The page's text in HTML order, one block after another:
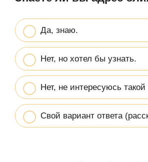
Да, знаю.
Нет, но хотел бы узнать.
Нет, не интересуюсь
Свой вариант ответа